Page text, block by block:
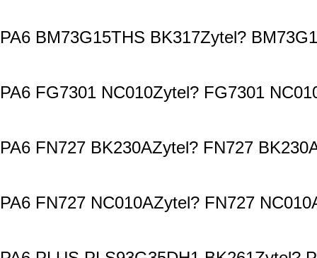
PA6 BM73G15THS BK317Zytel?
PA6 FG7301 NC010Zytel? FG7301
PA6 FN727 BK230AZytel? FN727
PA6 FN727 NC010AZytel? FN727